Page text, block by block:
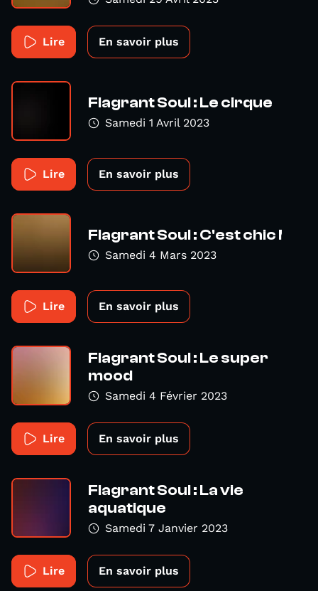
Lire En savoir plus
Flagrant Soul : Le cirque
Samedi 1 Avril 2023
Lire En savoir plus
Flagrant Soul : C'est chic !
Samedi 4 Mars 2023
Lire En savoir plus
Flagrant Soul : Le super
mood
Samedi 4 Février 2023
Lire En savoir plus
Flagrant Soul : La vie
aquatique
Samedi 7 Janvier 2023
Lire En savoir plus